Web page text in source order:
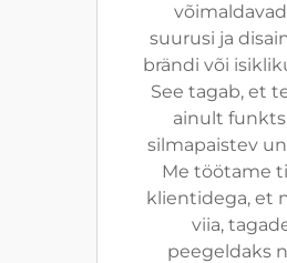
suurusi ja
brändi või
See tagab, et
ainult
silmapaistev
Me töötame
klientidega, et
viia,
peegeldaks